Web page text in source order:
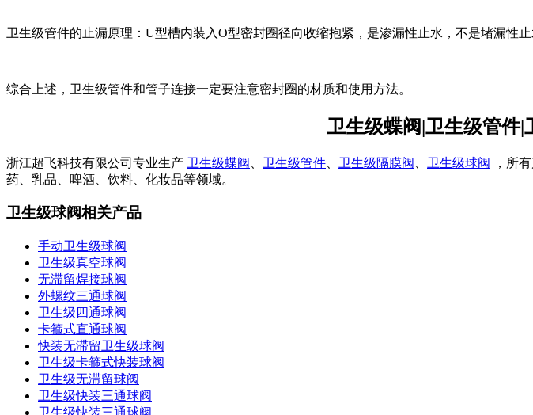
卫生级管件的止漏原理：U型槽内装入O型密封圈径向收缩抱紧，是渗漏性止水，不是堵漏性止
综合上述，卫生级管件和管子连接一定要注意密封圈的材质和使用方法。
卫生级蝶阀|卫生级管件|
浙江超飞科技有限公司专业生产 卫生级蝶阀 卫生级管件 卫生级隔膜阀 卫生级球阀
，所
药、乳品、啤酒、饮料、化妆品等领域。
卫生级球阀相关产品
手动卫生级球阀
卫生级真空球阀
无滞留焊接球阀
外螺纹三通球阀
卫生级四通球阀
卡箍式直通球阀
快装无滞留卫生级球阀
卫生级卡箍式快装球阀
卫生级无滞留球阀
卫生级快装三通球阀